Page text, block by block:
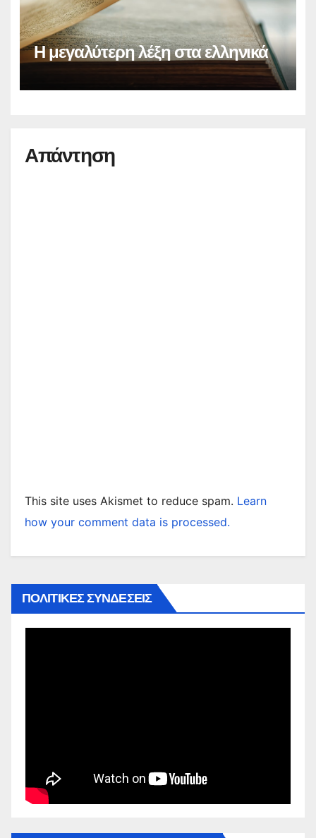
Η μεγαλύτερη λέξη στα ελληνικά
Απάντηση
This site uses Akismet to reduce spam. Learn
how your comment data is processed.
ΠΟΛΙΤΙΚΕΣ ΣΥΝΔΕΣΕΙΣ